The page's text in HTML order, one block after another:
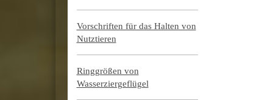
Vorschriften für das Halten von
Nutztieren
Ringgrößen von
Wasserziergeflügel